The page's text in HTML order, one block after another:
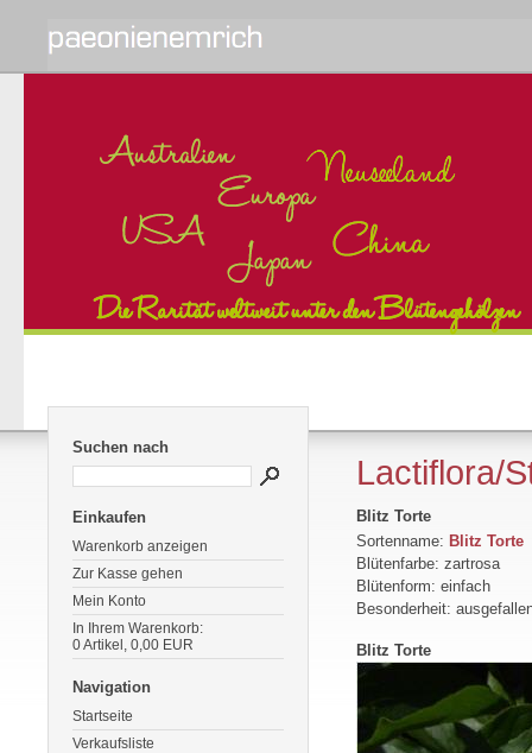
Suchen nach
Einkaufen
Warenkorb anzeigen
Zur Kasse gehen
Mein Konto
In Ihrem Warenkorb:
0Artikel, 0,00 EUR
Navigation
Startseite
Verkaufsliste
Lactiflora/
Blitz Torte
Sortenname: Blitz Torte
Blütenfarbe: zartrosa
Blütenform: einfach
Besonderheit:
Blitz Torte